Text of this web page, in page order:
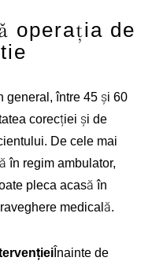
operația de
general, între 45 și 60
corecției și de
De cele mai
în regim ambulator,
pleca acasă în
medicală.
Înainte de